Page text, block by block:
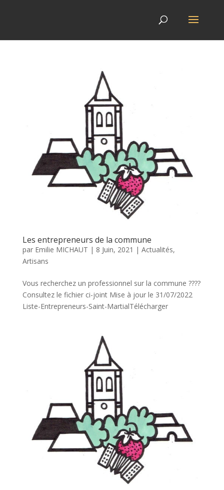
Les entrepreneurs de la commune
par Emilie MICHAUT | 8 Juin, 2021 | Actualités,
Artisans
Vous recherchez un professionnel sur la commune ????
Consultez le fichier ci-joint Mise à jour le 31/07/2022
Liste-Entrepreneurs-Saint-MartialTélécharger